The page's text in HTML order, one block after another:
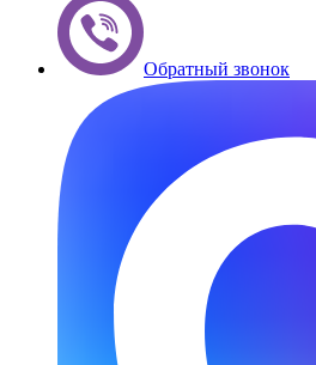
Обратный звонок